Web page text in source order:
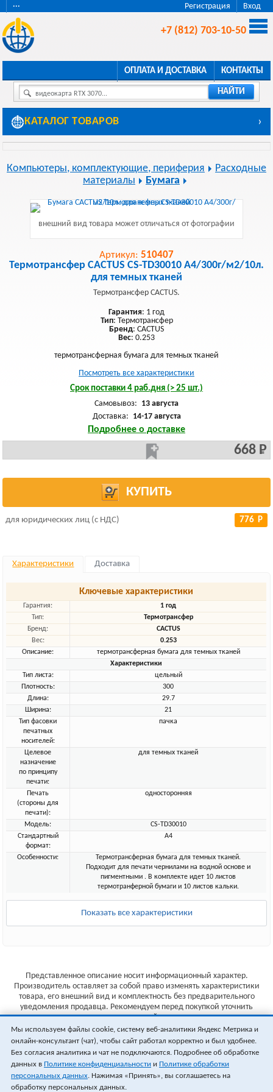
Регистрация Вход
···
+7 (812) 703-10-50
ОПЛАТА И ДОСТАВКА КОНТАКТЫ
видеокарта RTX 3070... НАЙТИ
КАТАЛОГ ТОВАРОВ ›
Компьютеры, комплектующие, периферия
Расходные
материалы
Бумага
внешний вид товара может отличаться от фотографии
Артикул: 510407
Термотрансфер CACTUS CS-TD30010 A4/300г/м2/10л.
для темных тканей
Термотрансфер CACTUS.
Гарантия: 1 год
Тип: Термотрансфер
Бренд: CACTUS
Вес: 0.253
термотрансферная бумага для темных тканей
Посмотреть все характеристики
Срок поставки 4 раб.дня (> 25 шт.)
Самовывоз: 13 августа
Доставка: 14-17 августа
Подробнее о доставке
668 Р
КУПИТЬ
для юридических лиц (с НДС) 776 Р
Характеристики Доставка
Ключевые характеристики
Гарантия:
1 год
Тип:
Термотрансфер
Бренд:
CACTUS
Вес:
0.253
Описание:
термотрансферная бумага для темных тканей
Характеристики
Тип листа:
цельный
Плотность:
300
Длина:
29.7
Ширина:
21
Тип фасовки
печатных
носителей:
пачка
Целевое
назначение
по принципу
печати:
для темных тканей
Печать
(стороны для
печати):
односторонняя
Модель:
CS-TD30010
Стандартный
формат:
A4
Особенности:
Термотрансферная бумага для темных тканей.
Подходит для печати чернилами на водной основе и
пигментными . В комплекте идет 10 листов
термотранферной бумаги и 10 листов кальки.
Показать все характеристики
Представленное описание носит информационный характер.
Производитель оставляет за собой право изменять характеристики
товара, его внешний вид и комплектность без предварительного
уведомления продавца. Рекомендуем перед покупкой уточнить
характеристики товара на сайте производителя.
Указанные цены не являются публичной офертой (ст.435 ГК РФ).
Стоимость и наличие товара уточняйте у менеджера.
Мы используем файлы cookie, систему веб-аналитики Яндекс Метрика и
онлайн-консультант (чат), чтобы сайт работал корректно и был удобнее.
Без согласия аналитика и чат не подключаются. Подробнее об обработке
данных в Политике конфиденциальности и Политике обработки
персональных данных. Нажимая «Принять», вы соглашаетесь на
обработку персональных данных.